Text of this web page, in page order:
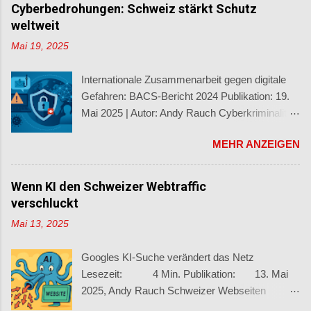
Cyberbedrohungen: Schweiz stärkt Schutz
weltweit
Mai 19, 2025
Internationale Zusammenarbeit gegen digitale
Gefahren: BACS-Bericht 2024 Publikation: 19.
Mai 2025 | Autor: Andy Rauch Cyberkriminalität
der neue Halbjahresbericht 2024/2 des
Bundesamts für Cybersicherheit (BACS) . Mit
über 62’000 gemeldeten Vorfällen und
Cyberbedrohungen nehmen weiter zu Im
zweiten Halbjahr 2024 registrierte das BACS
28’165 Meldungen – leicht weniger als im ersten
MEHR ANZEIGEN
Wenn KI den Schweizer Webtraffic
verschluckt
Mai 13, 2025
Googles KI-Suche verändert das Netz
Lesezeit: 4 Min. Publikation: 13. Mai
2025, Andy Rauch Schweizer Webseiten